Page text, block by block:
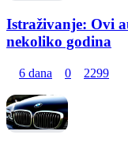
Istraživanje: Ovi
nekoliko godina
6 dana 0 2299